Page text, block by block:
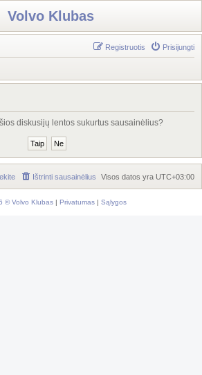
Volvo Klubas
Prisijungti
Registruotis
diskusijų lentos sukurtus sausainėlius?
Visos datos yra UTC+03:00
Ištrinti sausainėlius
© Volvo Klubas | Privatumas | Sąlygos